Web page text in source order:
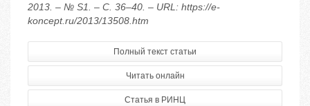
2013. – № S1. – С. 36–40. – URL: https://e-
koncept.ru/2013/13508.htm
Полный текст статьи
Читать онлайн
Статья в РИНЦ